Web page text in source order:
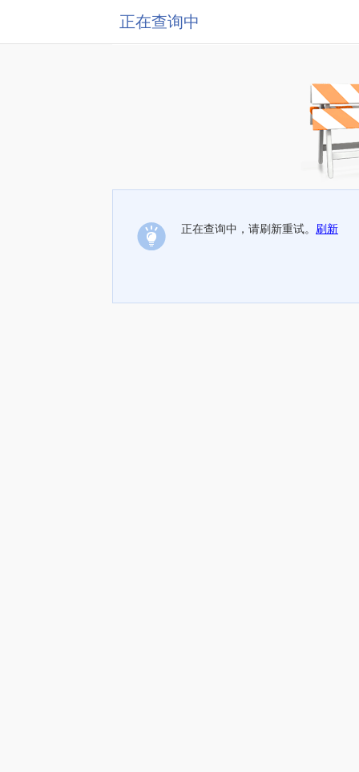
正在查询中
正在查询中，请刷新重试。 刷新